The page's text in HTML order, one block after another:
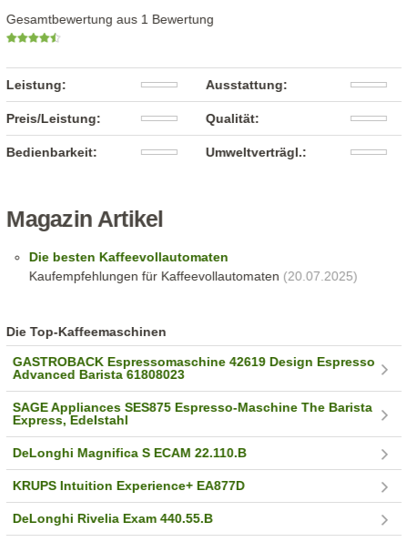
Gesamtbewertung aus 1 Bewertung
Leistung: Ausstattung:
Preis/Leistung: Qualität:
Bedienbarkeit: Umweltverträgl.:
Magazin Artikel
Die besten Kaffeevollautomaten
Kaufempfehlungen für Kaffeevollautomaten (20.07.2025)
Die Top-Kaffeemaschinen
GASTROBACK Espressomaschine 42619 Design Espresso
Advanced Barista 61808023
SAGE Appliances SES875 Espresso-Maschine The Barista
Express, Edelstahl
DeLonghi Magnifica S ECAM 22.110.B
KRUPS Intuition Experience+ EA877D
DeLonghi Rivelia Exam 440.55.B